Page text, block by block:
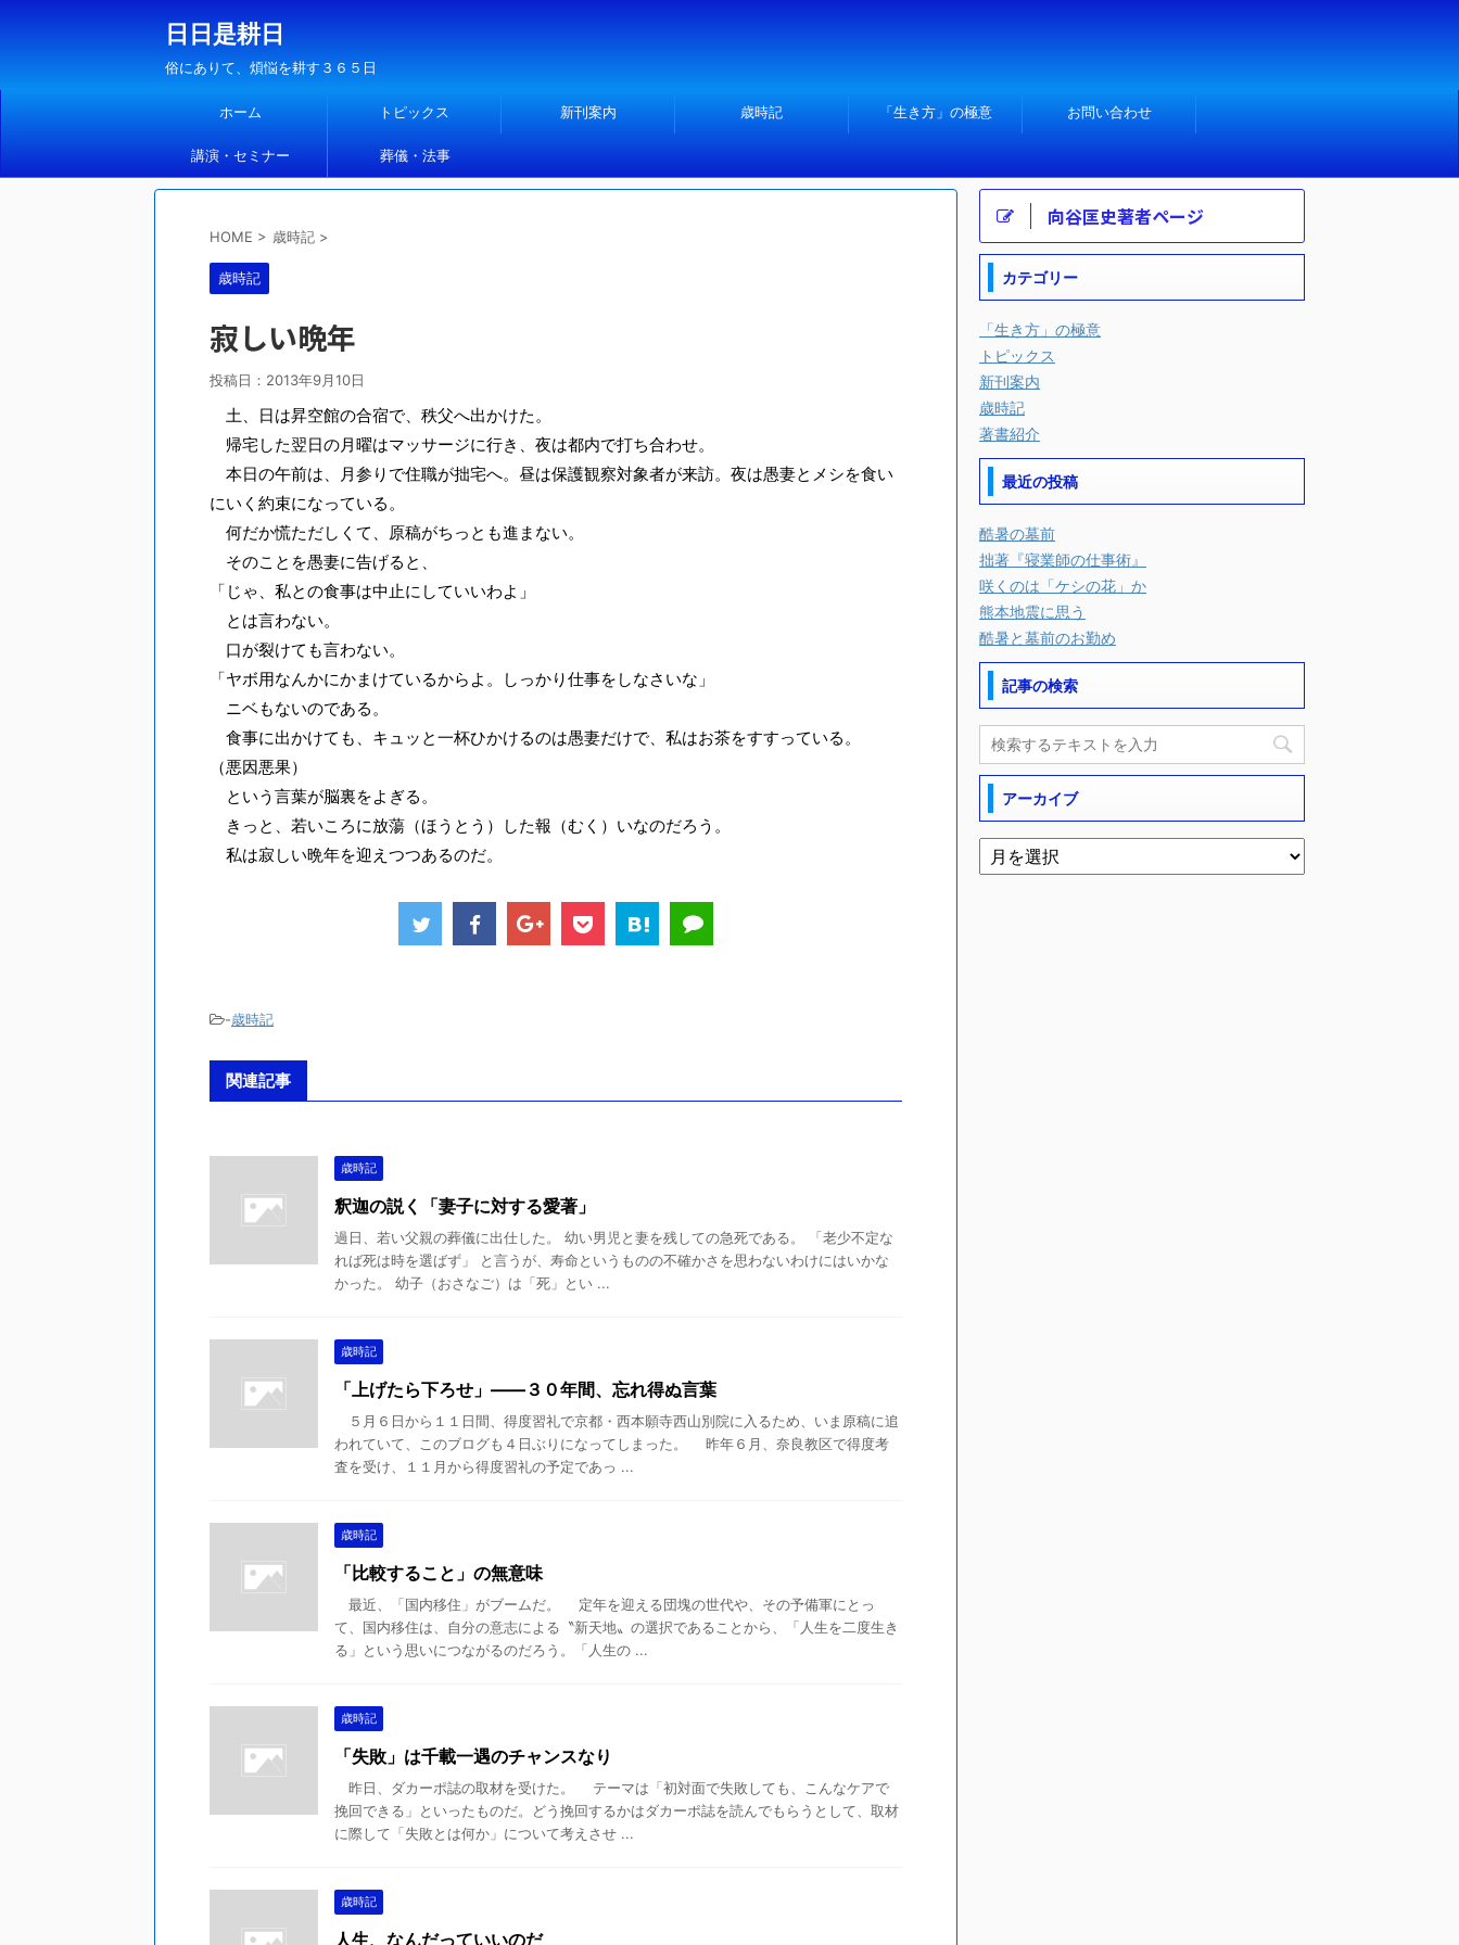
日日是耕日
俗にありて、煩悩を耕す３６５日
ホーム トピックス 新刊案内 歳時記 「生き方」の極意 お問い合わせ
講演・セミナー 葬儀・法事
HOME > 歳時記 >
歳時記
寂しい晩年
投稿日： 2013年9月10日
土、日は昇空館の合宿で、秩父へ出かけた。
帰宅した翌日の月曜はマッサージに行き、夜は都内で打ち合わせ。
本日の午前は、月参りで住職が拙宅へ。昼は保護観察対象者が来訪。夜は愚妻とメシを食い
にいく約束になっている。
何だか慌ただしくて、原稿がちっとも進まない。
そのことを愚妻に告げると、
「じゃ、私との食事は中止にしていいわよ」
とは言わない。
口が裂けても言わない。
「ヤボ用なんかにかまけているからよ。しっかり仕事をしなさいな」
ニベもないのである。
食事に出かけても、キュッと一杯ひかけるのは愚妻だけで、私はお茶をすすっている。
（悪因悪果）
という言葉が脳裏をよぎる。
きっと、若いころに放蕩（ほうとう）した報（むく）いなのだろう。
私は寂しい晩年を迎えつつあるのだ。
-歳時記
関連記事
歳時記
釈迦の説く「妻子に対する愛著」
過日、若い父親の葬儀に出仕した。 幼い男児と妻を残しての急死である。 「老少不定な
れば死は時を選ばず」 と言うが、寿命というものの不確かさを思わないわけにはいかな
かった。 幼子（おさなご）は「死」とい ...
歳時記
「上げたら下ろせ」――３０年間、忘れ得ぬ言葉
５月６日から１１日間、得度習礼で京都・西本願寺西山別院に入るため、いま原稿に追
われていて、このブログも４日ぶりになってしまった。 昨年６月、奈良教区で得度考
査を受け、１１月から得度習礼の予定であっ ...
歳時記
「比較すること」の無意味
最近、「国内移住」がブームだ。 定年を迎える団塊の世代や、その予備軍にとっ
て、国内移住は、自分の意志による〝新天地〟の選択であることから、「人生を二度生き
る」という思いにつながるのだろう。「人生の ...
歳時記
「失敗」は千載一遇のチャンスなり
昨日、ダカーポ誌の取材を受けた。 テーマは「初対面で失敗しても、こんなケアで
挽回できる」といったものだ。どう挽回するかはダカーポ誌を読んでもらうとして、取材
に際して「失敗とは何か」について考えさせ ...
歳時記
人生、なんだっていいのだ
向谷匡史著者ページ
カテゴリー
「生き方」の極意
トピックス
新刊案内
歳時記
著書紹介
最近の投稿
酷暑の墓前
拙著『寝業師の仕事術』
咲くのは「ケシの花」か
熊本地震に思う
酷暑と墓前のお勤め
記事の検索
アーカイブ